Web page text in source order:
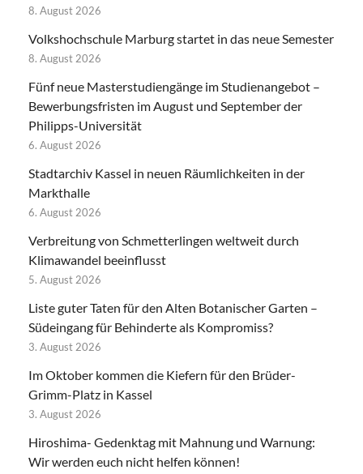
8. August 2026
Volkshochschule Marburg startet in das neue Semester
8. August 2026
Fünf neue Masterstudiengänge im Studienangebot –
Bewerbungsfristen im August und September der
Philipps-Universität
6. August 2026
Stadtarchiv Kassel in neuen Räumlichkeiten in der
Markthalle
6. August 2026
Verbreitung von Schmetterlingen weltweit durch
Klimawandel beeinflusst
5. August 2026
Liste guter Taten für den Alten Botanischer Garten –
Südeingang für Behinderte als Kompromiss?
3. August 2026
Im Oktober kommen die Kiefern für den Brüder-
Grimm-Platz in Kassel
3. August 2026
Hiroshima- Gedenktag mit Mahnung und Warnung:
Wir werden euch nicht helfen können!